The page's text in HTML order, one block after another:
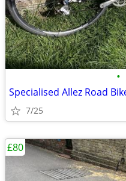
•
Specialised Allez Road
7/25
£80